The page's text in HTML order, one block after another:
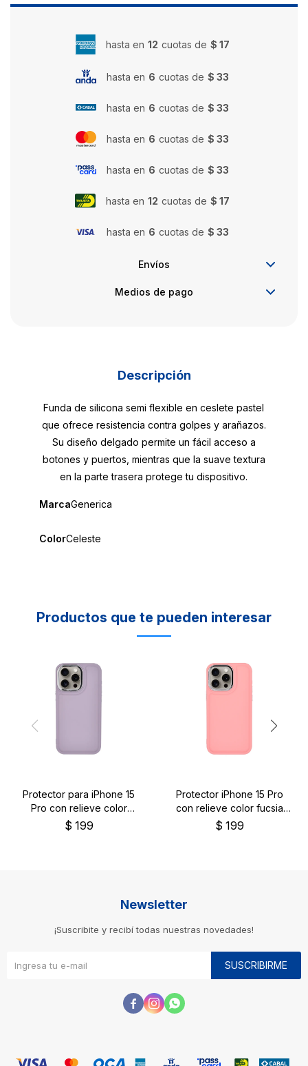
hasta en 12 cuotas de $ 17
hasta en 6 cuotas de $ 33
hasta en 6 cuotas de $ 33
hasta en 6 cuotas de $ 33
hasta en 6 cuotas de $ 33
hasta en 12 cuotas de $ 17
hasta en 6 cuotas de $ 33
Envíos
Medios de pago
Descripción
Funda de silicona semi flexible en ceslete pastel
que ofrece resistencia contra golpes y arañazos.
Su diseño delgado permite un fácil acceso a
botones y puertos, mientras que la suave textura
en la parte trasera protege tu dispositivo.
MarcaGenerica
ColorCeleste
Productos que te pueden interesar
Protector para iPhone 15
Pro con relieve color
violeta
$ 199
Protector iPhone 15 Pro
con relieve color fucsia
pastel
$ 199
Newsletter
¡Suscribite y recibí todas nuestras novedades!
SUSCRIBIRME
  